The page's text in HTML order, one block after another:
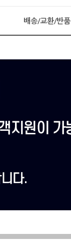
배송/교환/반품